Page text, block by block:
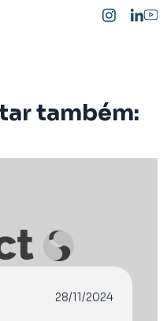
também:
28/11/2024